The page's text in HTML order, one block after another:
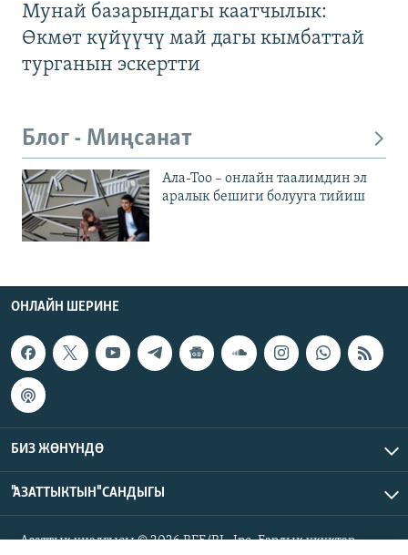
Мунай базарындагы каатчылык:
Өкмөт күйүүчү май дагы кымбаттай
турганын эскертти
Блог - Миңсанат
Ала-Тоо – онлайн таалимдин эл
аралык бешиги болууга тийиш
ОНЛАЙН ШЕРИНЕ
БИЗ ЖӨНҮНДӨ
"АЗАТТЫКТЫН" САНДЫГЫ
Азаттык үналгысы © 2026 RFE/RL, Inc. Бардык укуктар